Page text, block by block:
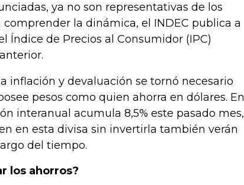
ya no son representativas de los
comprender la dinámica, el INDEC publica a
Índice de Precios al Consumidor (IPC)
inflación y devaluación se tornó necesario
pesos como quien ahorra en dólares. En
interanual acumula 8,5% este pasado mes,
en esta divisa sin invertirla también verán
del tiempo.
los ahorros?